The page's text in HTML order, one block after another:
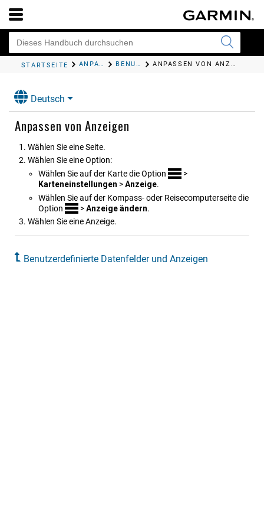
STARTSEITE ANPASSEN DES GERÄTS BENUTZERDEFINIERTE DATENFELDER UND ANZEIGEN ANPASSEN VON ANZEIGEN
Deutsch
Anpassen von Anzeigen
Wählen Sie eine Seite.
Wählen Sie eine Option:
Wählen Sie auf der Karte die Option
>
Karteneinstellungen >Anzeige.
Wählen Sie auf der Kompass- oder Reisecomputerseite die
Option
>Anzeige ändern.
Wählen Sie eine Anzeige.
Benutzerdefinierte Datenfelder und Anzeigen